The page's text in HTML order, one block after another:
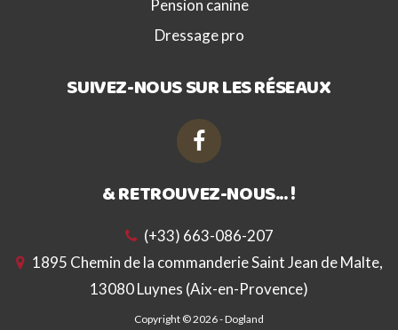
Pension canine
Dressage pro
SUIVEZ-NOUS SUR LES RÉSEAUX
& RETROUVEZ-NOUS... !
(+33) 663-086-207
1895 Chemin de la commanderie Saint Jean de Malte,
13080 Luynes (Aix-en-Provence)
Copyright © 2026 -Dogland